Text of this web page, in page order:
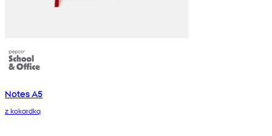
Notes A5
z kokardką